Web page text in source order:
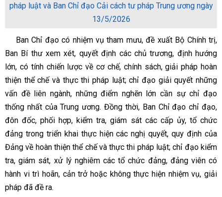
pháp luật và Ban Chỉ đạo Cải cách tư pháp Trung ương ngày
13/5/2026
Ban Chỉ đạo có nhiệm vụ tham mưu, đề xuất Bộ Chính trị,
Ban Bí thư xem xét, quyết định các chủ trương, định hướng
lớn, có tính chiến lược về cơ chế, chính sách, giải pháp hoàn
thiện thể chế và thực thi pháp luật; chỉ đạo giải quyết những
vấn đề liên ngành, những điểm nghẽn lớn cần sự chỉ đạo
thống nhất của Trung ương. Đồng thời, Ban Chỉ đạo chỉ đạo,
đôn đốc, phối hợp, kiểm tra, giám sát các cấp ủy, tổ chức
đảng trong triển khai thực hiện các nghị quyết, quy định của
Đảng về hoàn thiện thể chế và thực thi pháp luật; chỉ đạo kiểm
tra, giám sát, xử lý nghiêm các tổ chức đảng, đảng viên có
hành vi trì hoãn, cản trở hoặc không thực hiện nhiệm vụ, giải
pháp đã đề ra.